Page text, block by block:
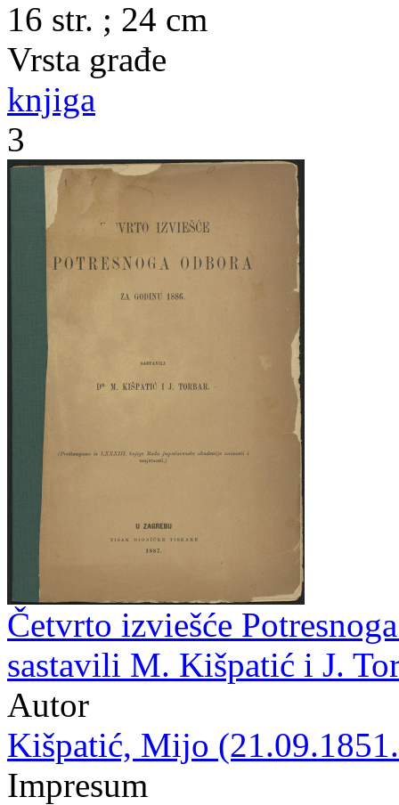
16 str. ; 24 cm
Vrsta građe
knjiga
3
Četvrto izviešće
sastavili M. Kišpatić i J.
Autor
Kišpatić, Mijo
Impresum